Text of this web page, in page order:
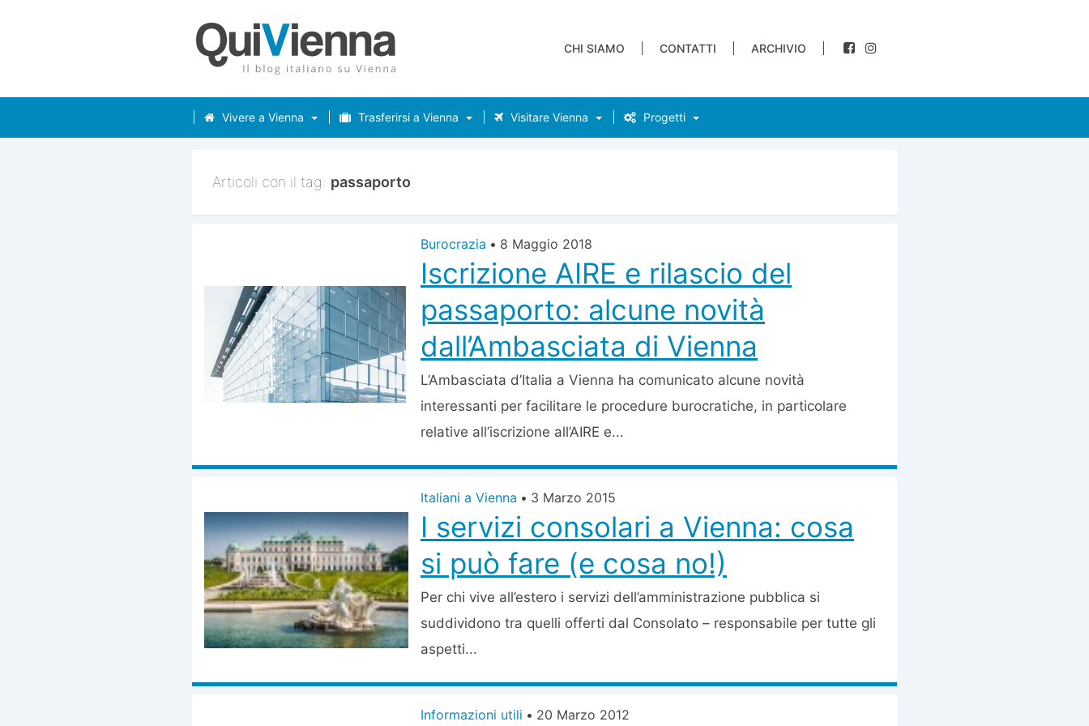
CHI SIAMO CONTATTI ARCHIVIO
Vivere a Vienna Trasferirsi a Vienna Visitare Vienna Progetti
Articoli con il tag: passaporto
Burocrazia • 8 Maggio 2018
Iscrizione AIRE e rilascio del
passaporto: alcune novità
dall’Ambasciata di Vienna
L’Ambasciata d’Italia a Vienna ha comunicato alcune novità
interessanti per facilitare le procedure burocratiche, in particolare
relative all’iscrizione all’AIRE e...
Italiani a Vienna • 3 Marzo 2015
I servizi consolari a Vienna: cosa
si può fare (e cosa no!)
Per chi vive all’estero i servizi dell’amministrazione pubblica si
suddividono tra quelli offerti dal Consolato – responsabile per tutte gli
aspetti...
Informazioni utili • 20 Marzo 2012